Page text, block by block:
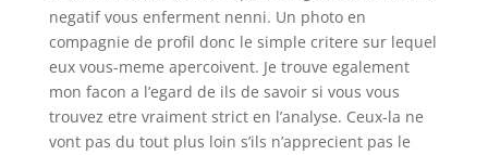
negatif vous enferment nenni. Un photo en
compagnie de profil donc le simple critere sur lequel
eux vous-meme apercoivent. Je trouve egalement
mon facon a l’egard de ils de savoir si vous vous
trouvez etre vraiment strict en l’analyse. Ceux-la ne
vont pas du tout plus loin s’ils n’apprecient pas le